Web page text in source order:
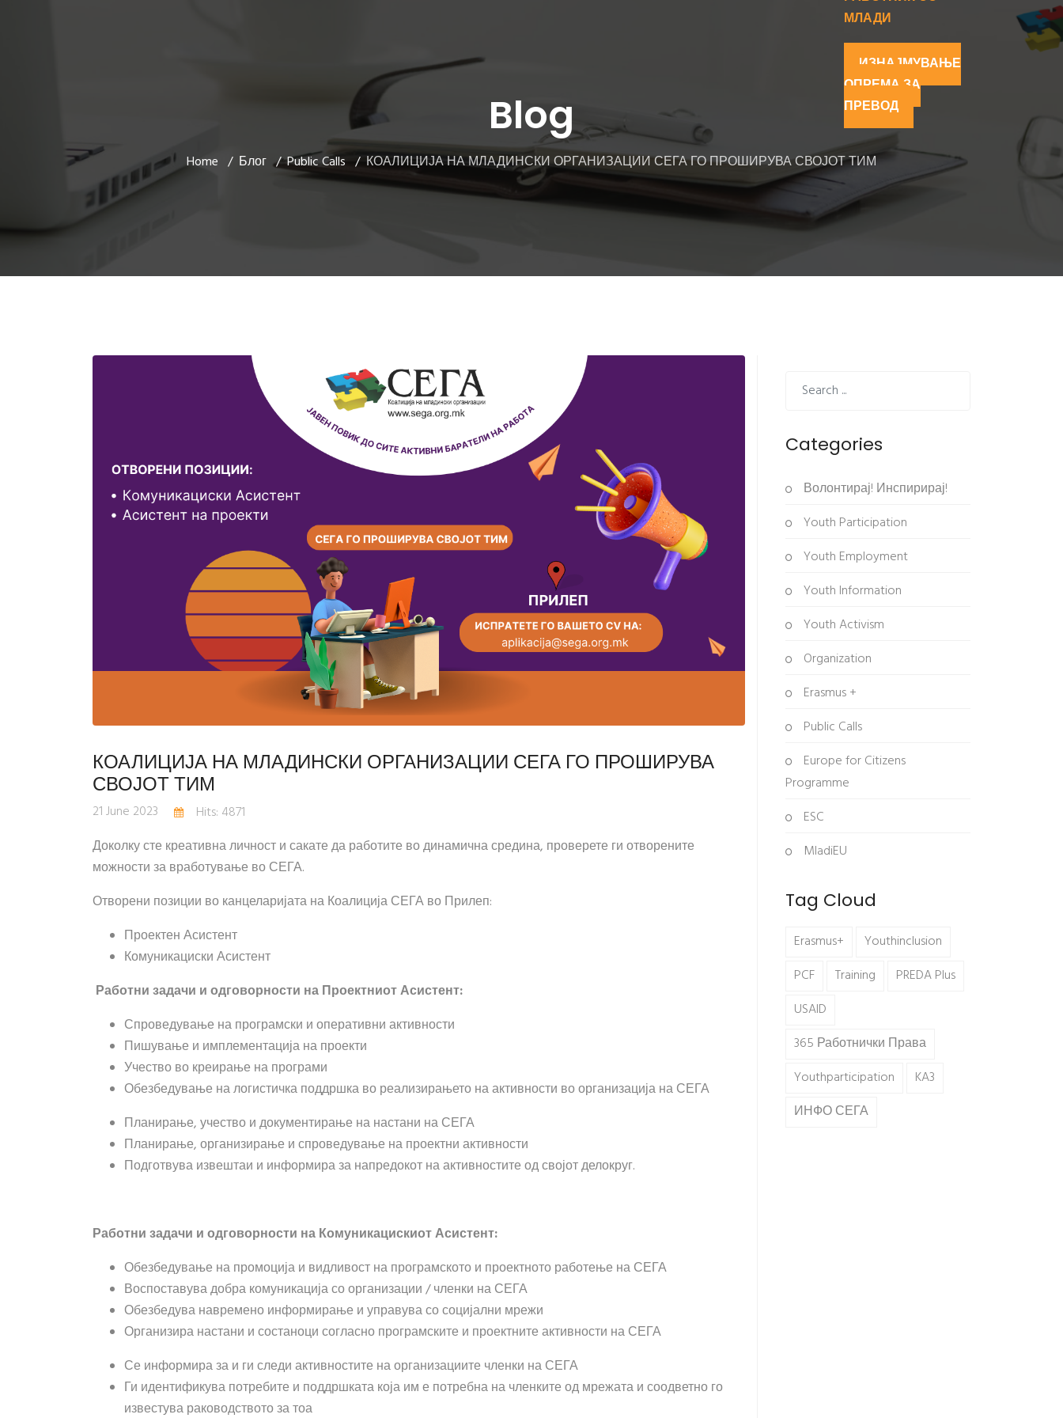
МЛАДИ
ИЗНАЈМУВАЊЕ
ОПРЕМА ЗА
ПРЕВОД
Blog
Home Блог Public Calls КОАЛИЦИЈА НА МЛАДИНСКИ ОРГАНИЗАЦИИ СЕГА ГО ПРОШИРУВА СВОЈОТ ТИМ
КОАЛИЦИЈА НА МЛАДИНСКИ ОРГАНИЗАЦИИ СЕГА ГО ПРОШИРУВА
СВОЈОТ ТИМ
21 June 2023
Hits: 4871
Доколку сте креативна личност и сакате да работите во динамична средина, проверете ги отворените
можности за вработување во СЕГА.
Отворени позиции во канцеларијата на Коалиција СЕГА во Прилеп:
Проектен Асистент
Комуникациски Асистент
Работни задачи и одговорности на Проектниот Асистент:
Спроведување на програмски и оперативни активности
Пишување и имплементација на проекти
Учество во креирање на програми
Обезбедување на логистичка поддршка во реализирањето на активности во организација на СЕГА
Планирање, учество и документирање на настани на СЕГА
Планирање, организирање и спроведување на проектни активности
Подготвува извештаи и информира занапредокотна активностите од својот делокруг.
Работни задачи и одговорности на Комуникацискиот Асистент:
Обезбедување на промоција и видливост на програмското и проектното работење на СЕГА
Воспоставува добра комуникација со организации / членки на СЕГА
Обезбедува навремено информирање и управува со социјални мрежи
Организира настани и состаноцисогласно програмските и проектните активности на СЕГА
Се информира за и ги следи активностите на организациите членки на СЕГА
Ги идентификува потребите и поддршката која им е потребна на членките од мрежата и соодветно го
известува раководството за тоа
Categories
Волонтирај! Инспирирај!
Youth Participation
Youth Employment
Youth Information
Youth Activism
Organization
Erasmus +
Public Calls
Europe for Citizens
Programme
ESC
MladiEU
Tag Cloud
Erasmus+
Youthinclusion
PCF
Training
PREDA Plus
USAID
365 Работнички Права
Youthparticipation
KA3
ИНФО СЕГА